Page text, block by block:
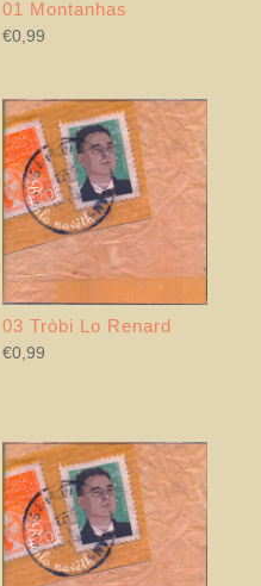
01 Montanhas
€0,99
03 Tròbi Lo Renard
€0,99